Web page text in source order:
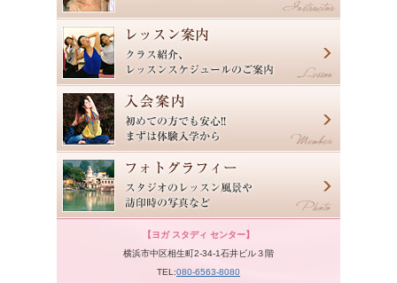
【ヨガ スタディ センター】
横浜市中区相生町2-34-1石井ビル３階
TEL:080-6563-8080